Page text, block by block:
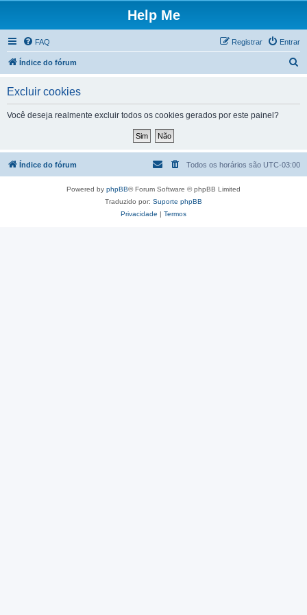
Help Me
FAQ Entrar
Registrar
Índice do fórum
a
Excluir cookies
Você deseja realmente excluir todos os cookies gerados por este painel?
Índice do fórum Todos os horários são UTC-03:00
Powered by phpBB® Forum Software © phpBB Limited
Traduzido por: Suporte phpBB
Privacidade | Termos